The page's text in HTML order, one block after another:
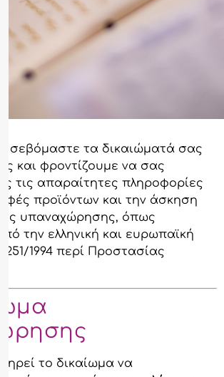
σεβόμαστε τα δικαιώματά σας
και φροντίζουμε να σας
τις απαραίτητες πληροφορίες
προϊόντων και την άσκηση
υπαναχώρησης, όπως
την ελληνική και ευρωπαϊκή
1994 περί Προστασίας
το δικαίωμα να